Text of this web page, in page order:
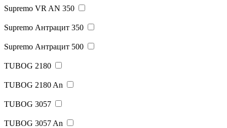
Supremo VR AN 350
Supremo Антрацит 350
Supremo Антрацит 500
TUBOG 2180
TUBOG 2180 An
TUBOG 3057
TUBOG 3057 An